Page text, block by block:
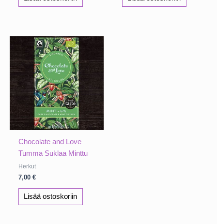
Chocolate and Love
Tumma Suklaa Minttu
Herkut
7,00 €
Lisää ostoskoriin